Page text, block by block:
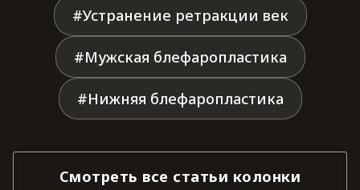
#Устранение ретракции век
#Мужская блефаропластика
#Нижняя блефаропластика
Смотреть все статьи колонки